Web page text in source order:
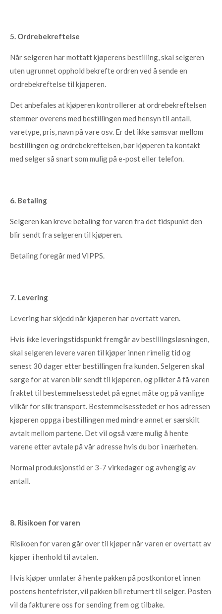
5. Ordrebekreftelse
Når selgeren har mottatt kjøperens bestilling, skal selgeren
uten ugrunnet opphold bekrefte ordren ved å sende en
ordrebekreftelse til kjøperen.
Det anbefales at kjøperen kontrollerer at ordrebekreftelsen
stemmer overens med bestillingen med hensyn til antall,
varetype, pris, navn på vare osv. Er det ikke samsvar mellom
bestillingen og ordrebekreftelsen, bør kjøperen ta kontakt
med selger så snart som mulig på e-post eller telefon.
6. Betaling
Selgeren kan kreve betaling for varen fra det tidspunkt den
blir sendt fra selgeren til kjøperen.
Betaling foregår med VIPPS.
7. Levering
Levering har skjedd når kjøperen har overtatt varen.
Hvis ikke leveringstidspunkt fremgår av bestillingsløsningen,
skal selgeren levere varen til kjøper innen rimelig tid og
senest 30 dager etter bestillingen fra kunden. Selgeren skal
sørge for at varen blir sendt til kjøperen, og plikter å få varen
fraktet til bestemmelsesstedet på egnet måte og på vanlige
vilkår for slik transport. Bestemmelsesstedet er hos adressen
kjøperen oppga i bestillingen med mindre annet er særskilt
avtalt mellom partene. Det vil også være mulig å hente
varene etter avtale på vår adresse hvis du bor i nærheten.
Normal produksjonstid er 3-7 virkedager og avhengig av
antall.
8. Risikoen for varen
Risikoen for varen går over til kjøper når varen er overtatt av
kjøper i henhold til avtalen.
Hvis kjøper unnlater å hente pakken på postkontoret innen
postens hentefrister, vil pakken bli returnert til selger. Posten
vil da fakturere oss for sending frem og tilbake.